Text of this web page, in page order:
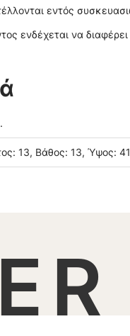
εντός
ενδέχεται να
13, Βάθος: 13, Ύψος: